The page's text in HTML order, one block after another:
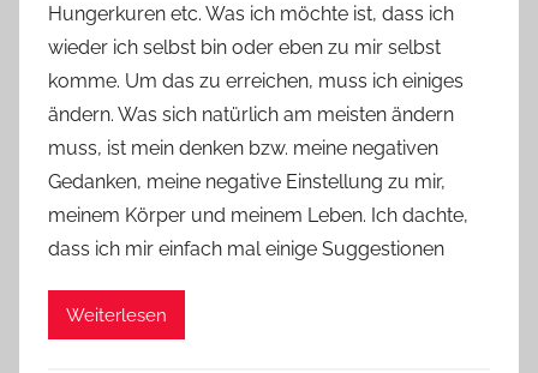
o
n
n
e
Hungerkuren etc. Was ich möchte ist, dass ich
wieder ich selbst bin oder eben zu mir selbst
komme. Um das zu erreichen, muss ich einiges
ändern. Was sich natürlich am meisten ändern
muss, ist mein denken bzw. meine negativen
Gedanken, meine negative Einstellung zu mir,
meinem Körper und meinem Leben. Ich dachte,
dass ich mir einfach mal einige Suggestionen
Weiterlesen